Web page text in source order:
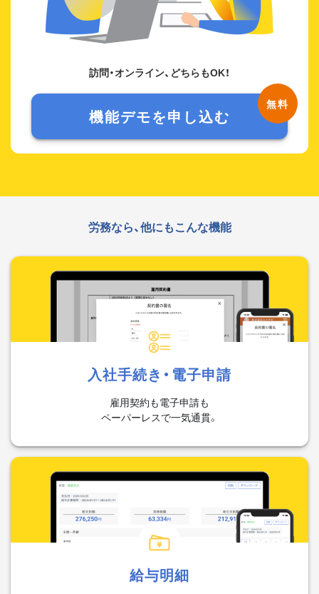
訪問・オンライン、どちらもOK！
機能デモを申し込む
労務なら、他にもこんな機能
入社手続き・ 電子申請
雇用契約も電子申請も
ペーパーレスで一気通貫。
給与明細